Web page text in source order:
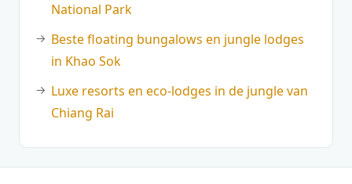
National Park
Beste floating bungalows en jungle lodges
in Khao Sok
Luxe resorts en eco-lodges in de jungle van
Chiang Rai